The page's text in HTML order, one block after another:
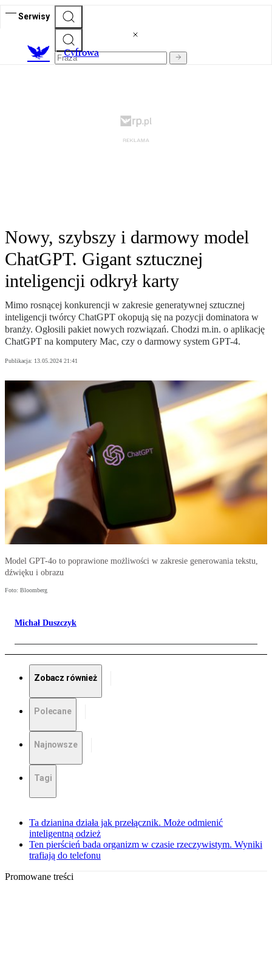
Serwisy
Cyfrowa
Nowy, szybszy i darmowy model
ChatGPT. Gigant sztucznej
inteligencji odkrył karty
Mimo rosnącej konkurencji w zakresie generatywnej sztucznej
inteligencji twórcy ChatGPT okopują się na pozycji dominatora w
branży. Ogłosili pakiet nowych rozwiązań. Chodzi m.in. o aplikację
ChatGPT na komputery Mac, czy o darmowy system GPT-4.
Publikacja: 13.05.2024 21:41
Model GPT-4o to poprawione możliwości w zakresie generowania tekstu,
dźwięku i obrazu
Foto: Bloomberg
Michał Duszczyk
Zobacz również
Polecane
Najnowsze
Tagi
Ta dzianina działa jak przełącznik. Może odmienić
inteligentną odzież
Ten pierścień bada organizm w czasie rzeczywistym. Wyniki
trafiają do telefonu
Promowane treści